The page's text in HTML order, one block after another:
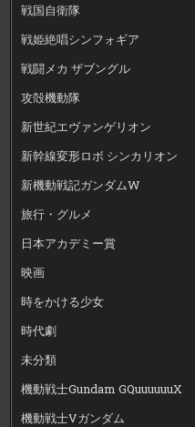
戦国自衛隊
戦姫絶唱シンフォギア
戦闘メカ ザブングル
攻殻機動隊
新世紀エヴァンゲリオン
新幹線変形ロボ シンカリオン
新機動戦記ガンダムW
旅行・グルメ
日本アカデミー賞
映画
時をかける少女
時代劇
未分類
機動戦士Gundam GQuuuuuuX
機動戦士Vガンダム